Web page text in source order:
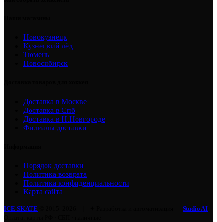
Новокузнецк
Кузнецкий лёд
Тюмень
Новосибирск
Доставка в Москве
Доставка в Спб
Доставка в Н.Новгороде
Филиалы доставки
Порядок доставки
Политика возврата
Политика конфиденциальности
Карта сайта
ICE-SKATE
Studio AI